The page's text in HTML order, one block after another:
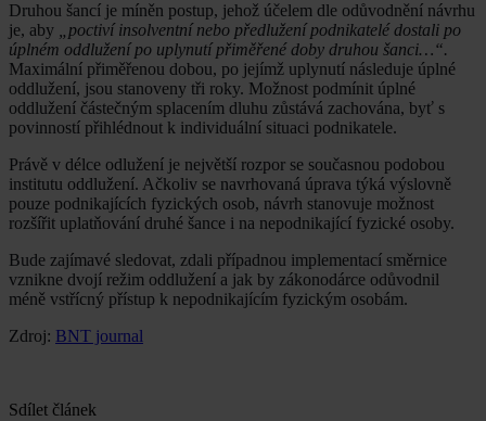
Druhou šancí je míněn postup, jehož účelem dle odůvodnění návrhu
je, aby
„poctiví insolventní nebo předlužení podnikatelé dostali po
úplném oddlužení po uplynutí přiměřené doby druhou šanci…“.
Maximální přiměřenou dobou, po jejímž uplynutí následuje úplné
oddlužení, jsou stanoveny tři roky. Možnost podmínit úplné
oddlužení částečným splacením dluhu zůstává zachována, byť s
povinností přihlédnout k individuální situaci podnikatele.
Právě v délce odlužení je největší rozpor se současnou podobou
institutu oddlužení. Ačkoliv se navrhovaná úprava týká výslovně
pouze podnikajících fyzických osob, návrh stanovuje možnost
rozšířit uplatňování druhé šance i na nepodnikající fyzické osoby.
Bude zajímavé sledovat, zdali případnou implementací směrnice
vznikne dvojí režim oddlužení a jak by zákonodárce odůvodnil
méně vstřícný přístup k nepodnikajícím fyzickým osobám.
Zdroj: BNT journal
Sdílet článek